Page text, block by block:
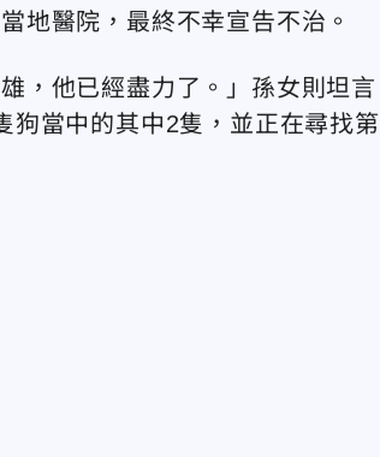
地醫院，最終不幸宣告不治。
，他已經盡力了。」孫女則坦
當中的其中2隻，並正在尋找第